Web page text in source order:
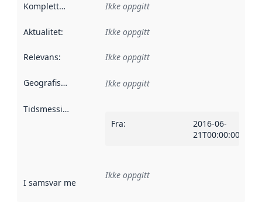
Kompletthet Ikke oppgitt
Aktualitet: Ikke oppgitt
Relevans: Ikke oppgitt
Geografisk avgrensning :
Ikke oppgitt
Tidsmessig avgrensning
Fra:
2016-06-
21T00:00:00Z
I samsvar med Referanse til en implementasjonsregel
Ikke oppgitt